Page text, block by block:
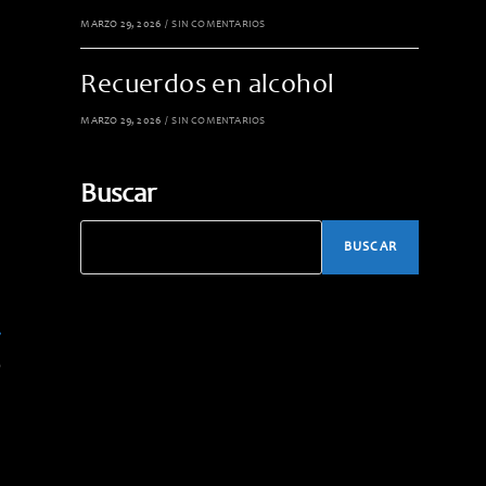
MARZO 29, 2026 / SIN COMENTARIOS
Recuerdos en alcohol
MARZO 29, 2026 / SIN COMENTARIOS
Buscar
BUSCAR